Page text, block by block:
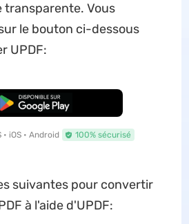
transparente. Vous
le bouton ci-dessous
UPDF:
TÉLÉCHARGER
iOS • Android 100% sécurisé
suivantes pour convertir
à l'aide d'UPDF: